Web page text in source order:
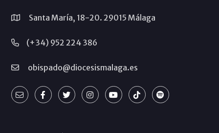
Santa María, 18-20. 29015 Málaga
(+34) 952 224 386
obispado@diocesismalaga.es